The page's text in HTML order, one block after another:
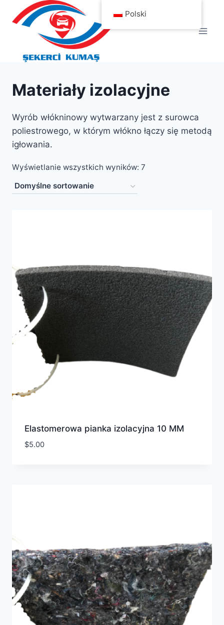
Przejdź
Materiały izolacyjne
Wyrób włókninowy wytwarzany jest z surowca
poliestrowego, w którym włókno łączy się metodą
igłowania.
Wyświetlanie wszystkich wyników: 7
Elastomerowa pianka izolacyjna 10 MM
$5.00
Polski